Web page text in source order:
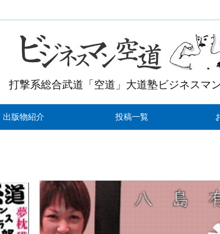
打撃系総合武道「空道」大道塾ビジネスマ
出版物紹介 投稿一覧